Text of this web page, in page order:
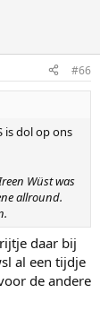
#66
is dol op ons
Wüst was
allround.
daar bij
al een tijdje
de andere